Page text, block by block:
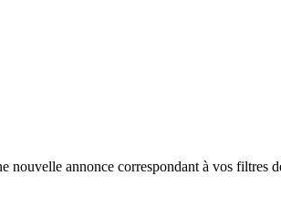
nouvelle annonce correspondant à vos filtres